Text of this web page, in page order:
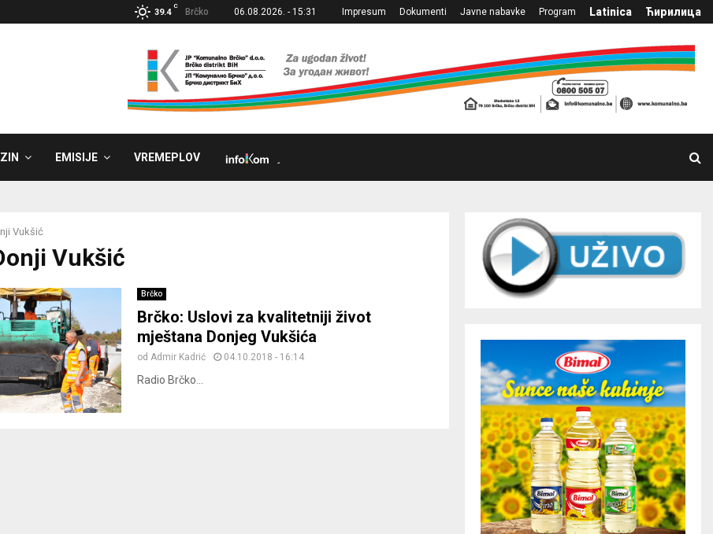
39.4
C
Brčko 06.08.2026. - 15:31 Impresum Dokumenti Javne nabavke Program Latinica Ћирилица
EMISIJE VREMEPLOV
Vukšić
Vukšić
Brčko
Brčko: Uslovi za kvalitetniji život
mještana Donjeg Vukšića
od Admir Kadrić 04.10.2018 - 16:14
Radio Brčko...